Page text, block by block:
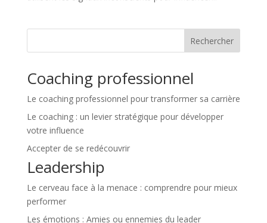
Rechercher
Coaching professionnel
Le coaching professionnel pour transformer sa carrière
Le coaching : un levier stratégique pour développer
votre influence
Accepter de se redécouvrir
Leadership
Le cerveau face à la menace : comprendre pour mieux
performer
Les émotions : Amies ou ennemies du leader